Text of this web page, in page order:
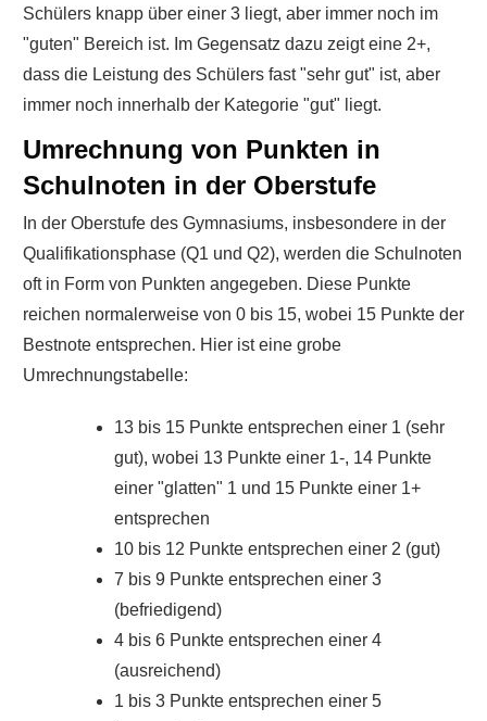
Schülers knapp über einer 3 liegt, aber immer noch im
"guten" Bereich ist. Im Gegensatz dazu zeigt eine 2+,
dass die Leistung des Schülers fast "sehr gut" ist, aber
immer noch innerhalb der Kategorie "gut" liegt.
Umrechnung von Punkten in
Schulnoten in der Oberstufe
In der Oberstufe des Gymnasiums, insbesondere in der
Qualifikationsphase (Q1 und Q2), werden die Schulnoten
oft in Form von Punkten angegeben. Diese Punkte
reichen normalerweise von 0 bis 15, wobei 15 Punkte der
Bestnote entsprechen. Hier ist eine grobe
Umrechnungstabelle:
13 bis 15 Punkte entsprechen einer 1 (sehr
gut), wobei 13 Punkte einer 1-, 14 Punkte
einer "glatten" 1 und 15 Punkte einer 1+
entsprechen
10 bis 12 Punkte entsprechen einer 2 (gut)
7 bis 9 Punkte entsprechen einer 3
(befriedigend)
4 bis 6 Punkte entsprechen einer 4
(ausreichend)
1 bis 3 Punkte entsprechen einer 5